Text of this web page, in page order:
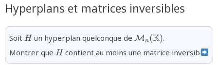
Hyperplans et matrices inversibles
Soit H
Hun hyperplan quelconque de {{\mathcal
M}_n(\mathbb{K})}
Mn(K).
Montrer que H
Hcontient au moins une matrice inversible.